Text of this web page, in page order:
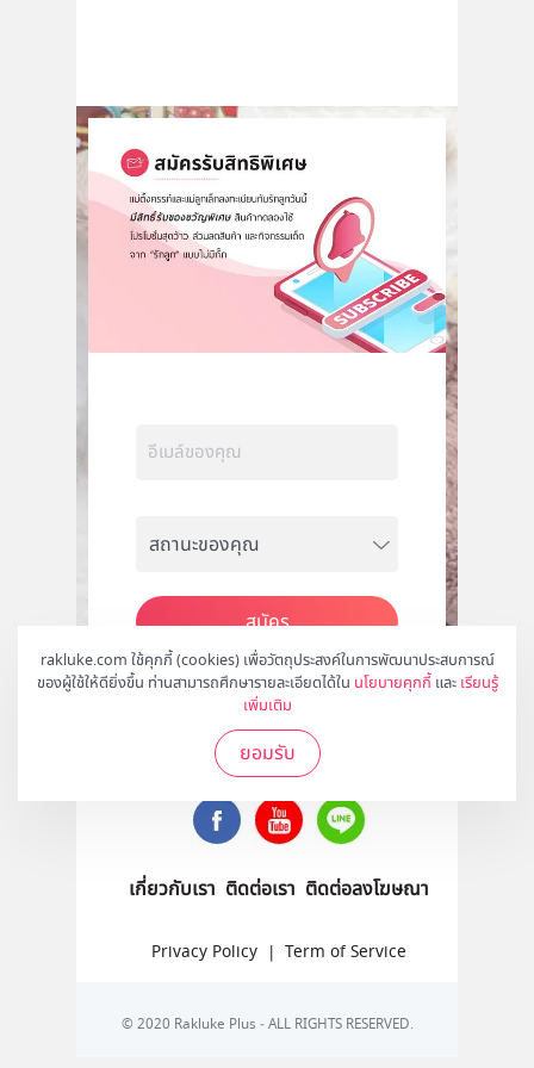
rakluke.com ใช้คุกกี้ (cookies) เพื่อวัตถุประสงค์ในการพัฒนาประสบการณ์
ของผู้ใช้ให้ดียิ่งขึ้น ท่านสามารถศึกษารายละเอียดได้ใน นโยบายคุกกี้ และ เรียนรู้
เพิ่มเติม
ยอมรับ
สมัคร
ติดตามเราได้ที่
เกี่ยวกับเรา ติดต่อเรา ติดต่อลงโฆษณา
Privacy Policy | Term of Service
© 2020 Rakluke Plus - ALL RIGHTS RESERVED.